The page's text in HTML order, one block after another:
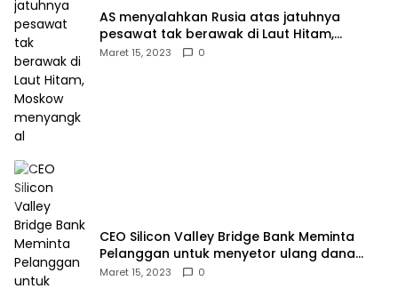
AS menyalahkan Rusia atas jatuhnya
pesawat tak berawak di Laut Hitam,
Moskow menyangkal
Maret 15, 2023 0
CEO Silicon Valley Bridge Bank Meminta
Pelanggan untuk menyetor ulang dana
Mereka
Maret 15, 2023 0